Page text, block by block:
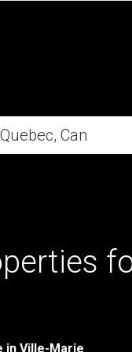
in Ville-Marie